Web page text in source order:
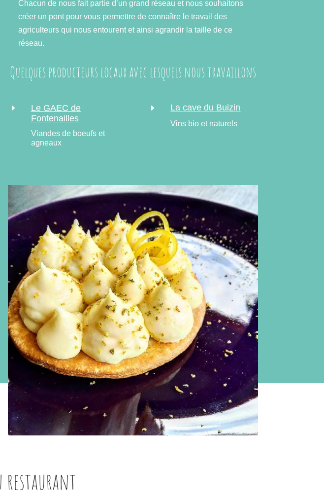
Chacun de nous fait partie d’un grand réseau et nous souhaitons
créer un pont pour vous permettre de connaître le travail des
agriculteurs qui nous entourent et ainsi agrandir la taille de ce
réseau.
Quelques producteurs locaux avec lesquels nous travaillons
E
Le GAEC de
Fontenailles
Viandes de boeufs et
agneaux
E La cave du Buizin
Vins bio et naturels
restaurant